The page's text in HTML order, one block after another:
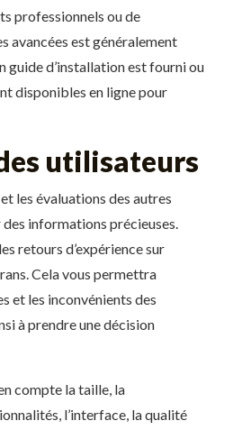
professionnels ou de
avancées est généralement
guide d’installation est fourni ou
disponibles en ligne pour
utilisateurs
les évaluations des autres
informations précieuses.
retours d’expérience sur
Cela vous permettra
et les inconvénients des
à prendre une décision
compte la taille, la
l’interface, la qualité